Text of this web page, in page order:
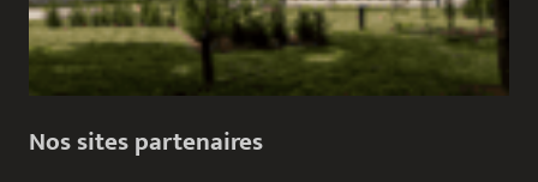
Nos sites partenaires